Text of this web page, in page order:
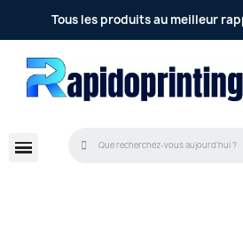
Tous les produits au meilleur
Accompagnement et conseil
humaine